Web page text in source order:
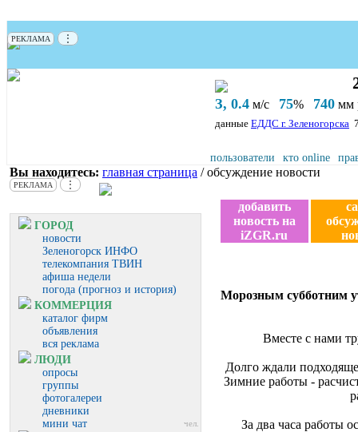
РЕКЛАМА ⋮
З, 0.4 м/с 75% 740 мм
данные ЕДДС г. Зеленогорска
пользователи кто online
Вы находитесь: главная страница / обсуждение новости
РЕКЛАМА ⋮
ГОРОД
новости
Зеленогорск ИНФО
телекомпания ТВИН
афиша недели
погода (прогноз и история)
КОММЕРЦИЯ
каталог фирм
объявления
вся реклама
ЛЮДИ
опросы
группы
фотогалереи
дневники
мини чат
чел.
добавить
новость на
iZGR.ru
Морозным субботним
Вместе с нами
Долго ждали
Зимние работы -
За два часа работы